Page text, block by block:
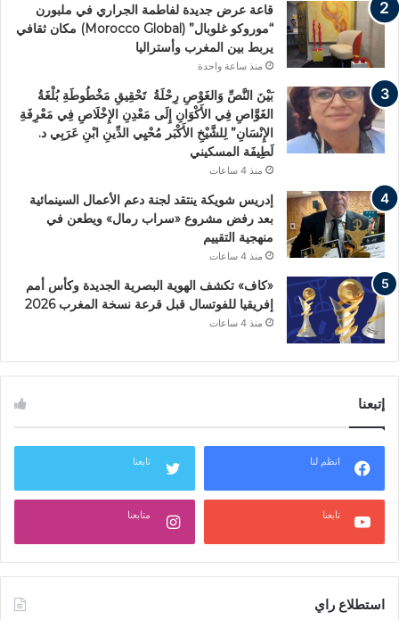
قاعة عرض جديدة لفاطمة الجراري في ملبورن
“موروكو غلوبال” (Morocco Global) مكان ثقافي
يربط بين المغرب وأستراليا
منذ ساعة واحدة
بَيْنَ النَّصِّ وَالغَوْصِ رِحْلَةُ تَحْقِيقِ مَخْطُوطَةِ بُلْغَةُ
الغَوَّاصِ فِي الأَكْوَانِ إِلَى مَعْدِنِ الإِخْلَاصِ فِي مَعْرِفَةِ
الإِنْسَانِ” لِلشَّيْخِ الأَكْبَر مُحْيِي الدِّينِ ابْنِ عَرَبِي د.
لَطِيفَة المسكيني
منذ 4 ساعات
إدريس شويكة ينتقد لجنة دعم الأعمال السينمائية
بعد رفض مشروع «سراب رمال» ويطعن في
منهجية التقييم
منذ 4 ساعات
«كاف» تكشف الهوية البصرية الجديدة وكأس أمم
إفريقيا للفوتسال قبل قرعة نسخة المغرب 2026
منذ 4 ساعات
إتبعنا
انظم لنا تابعنا
تابعنا متابعنا
استطلاع راي